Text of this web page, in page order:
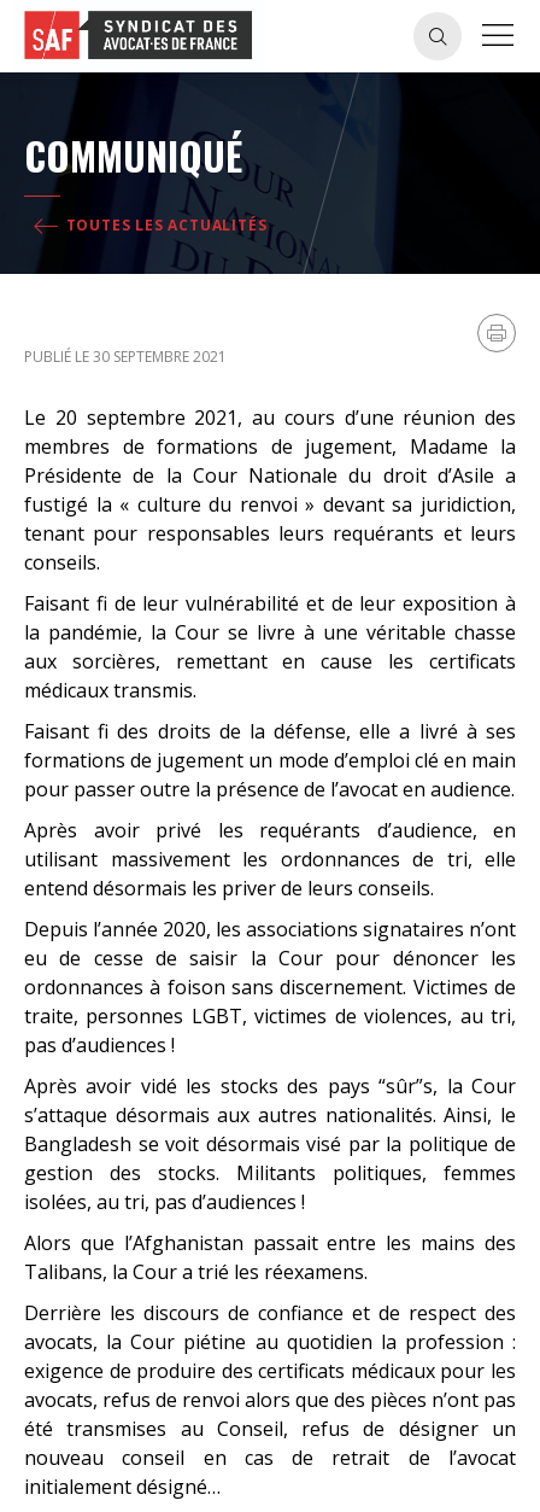
COMMUNIQUÉ
TOUTES LES ACTUALITÉS
PUBLIÉ LE 30 SEPTEMBRE 2021
Le 20 septembre 2021, au cours d’une réunion des
membres de formations de jugement, Madame la
Présidente de la Cour Nationale du droit d’Asile a
fustigé la « culture du renvoi » devant sa juridiction,
tenant pour responsables leurs requérants et leurs
conseils.
Faisant fi de leur vulnérabilité et de leur exposition à
la pandémie, la Cour se livre à une véritable chasse
aux sorcières, remettant en cause les certificats
médicaux transmis.
Faisant fi des droits de la défense, elle a livré à ses
formations de jugement un mode d’emploi clé en main
pour passer outre la présence de l’avocat en audience.
Après avoir privé les requérants d’audience, en
utilisant massivement les ordonnances de tri, elle
entend désormais les priver de leurs conseils.
Depuis l’année 2020, les associations signataires n’ont
eu de cesse de saisir la Cour pour dénoncer les
ordonnances à foison sans discernement. Victimes de
traite, personnes LGBT, victimes de violences, au tri,
pas d’audiences !
Après avoir vidé les stocks des pays “sûr”s, la Cour
s’attaque désormais aux autres nationalités. Ainsi, le
Bangladesh se voit désormais visé par la politique de
gestion des stocks. Militants politiques, femmes
isolées, au tri, pas d’audiences !
Alors que l’Afghanistan passait entre les mains des
Talibans, la Cour a trié les réexamens.
Derrière les discours de confiance et de respect des
avocats, la Cour piétine au quotidien la profession :
exigence de produire des certificats médicaux pour les
avocats, refus de renvoi alors que des pièces n’ont pas
été transmises au Conseil, refus de désigner un
nouveau conseil en cas de retrait de l’avocat
initialement désigné…